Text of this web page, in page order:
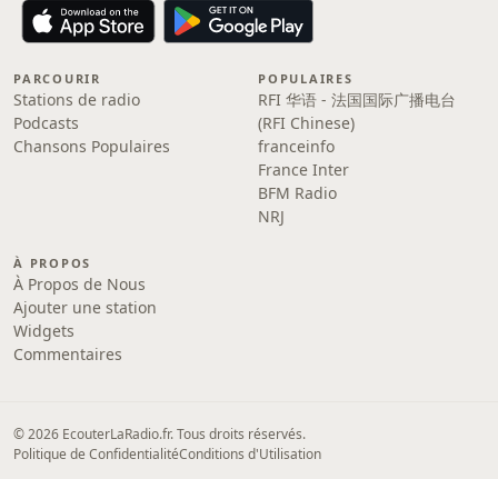
PARCOURIR
Stations de radio
Podcasts
Chansons Populaires
POPULAIRES
RFI 华语 - 法国国际广播电台
(RFI Chinese)
franceinfo
France Inter
BFM Radio
NRJ
À PROPOS
À Propos de Nous
Ajouter une station
Widgets
Commentaires
© 2026 EcouterLaRadio.fr. Tous droits réservés.
Politique de ConfidentialitéConditions d'Utilisation